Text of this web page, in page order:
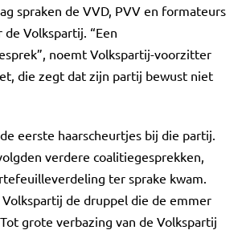
spraken de VVD, PVV en formateurs
Volkspartij. “Een
noemt Volkspartij-voorzitter
die zegt dat zijn partij bewust niet
eerste haarscheurtjes bij die partij.
verdere coalitiegesprekken,
ter sprake kwam.
de druppel die de emmer
grote verbazing van de Volkspartij